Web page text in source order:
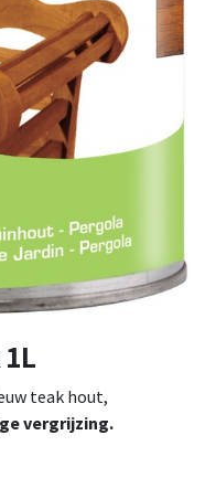
teak hout,
vergrijzing.